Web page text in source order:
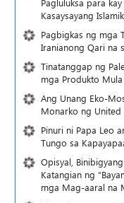
Pagluluksa para
Kasaysayang
Pagbigkas ng mga
Iranianong Qari na
Tinatanggap ng
mga Produkto
Ang Unang Eko-
Monarko ng
Pinuri ni Papa Leo
Tungo sa
Opisyal,
Katangian ng
mga Mag-aaral na